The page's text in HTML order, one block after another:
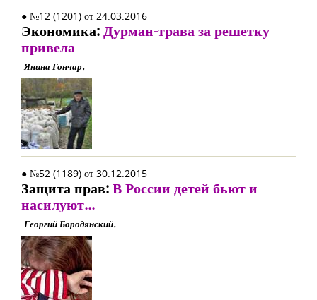
● №12 (1201) от 24.03.2016
Экономика:Дурман-трава за решетку
привела
Янина Гончар.
● №52 (1189) от 30.12.2015
Защита прав:В России детей бьют и
насилуют...
Георгий Бородянский.